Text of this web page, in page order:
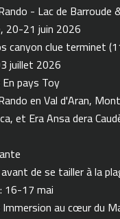
- Lac de Barroude
20-21 juin 2026
canyon clue terminet
juillet 2026
pays Toy
en Val d'Aran,
et Era Ansa dera
de se tailler à la
16-17 mai
Immersion au cœur du